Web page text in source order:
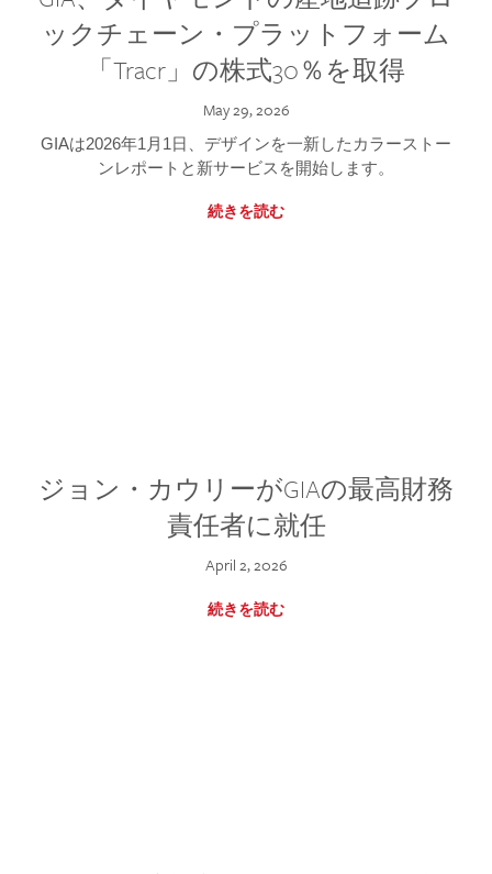
ックチェーン・プラットフォーム
「Tracr」の株式30％を取得
May 29, 2026
GIAは2026年1月1日、デザインを一新したカラーストー
ンレポートと新サービスを開始します。
続きを読む
ジョン・カウリーがGIAの最高財務
責任者に就任
April 2, 2026
続きを読む